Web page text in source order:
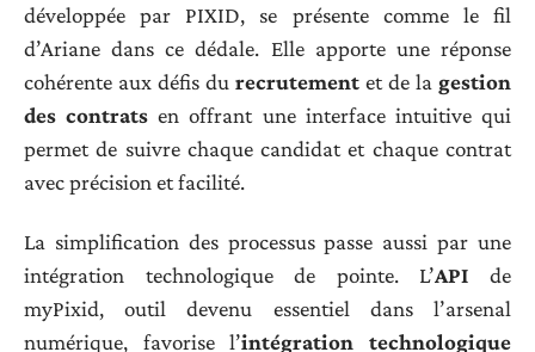
développée par PIXID, se présente comme le fil
d’Ariane dans ce dédale. Elle apporte une réponse
cohérente aux défis du recrutement et de la gestion
des contrats en offrant une interface intuitive qui
permet de suivre chaque candidat et chaque contrat
avec précision et facilité.
La simplification des processus passe aussi par une
intégration technologique de pointe. L’API de
myPixid, outil devenu essentiel dans l’arsenal
numérique, favorise l’intégration technologique